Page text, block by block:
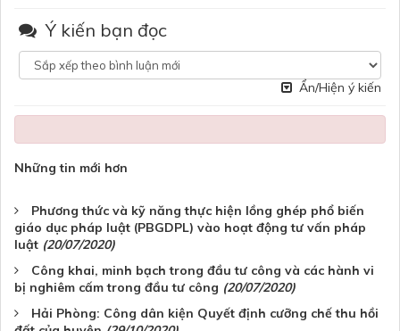
Ý kiến bạn đọc
Ẩn/Hiện ý kiến
Những tin mới hơn
Phương thức và kỹ năng thực hiện lồng ghép phổ biến
giáo dục pháp luật (PBGDPL) vào hoạt động tư vấn pháp
luật (20/07/2020)
Công khai, minh bạch trong đầu tư công và các hành vi
bị nghiêm cấm trong đầu tư công (20/07/2020)
Hải Phòng: Công dân kiện Quyết định cưỡng chế thu hồi